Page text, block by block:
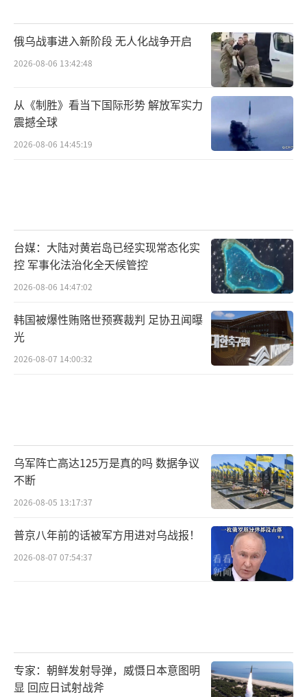
俄乌战事进入新阶段 无人化战争开启
2026-08-06 13:42:48
从《制胜》看当下国际形势 解放军实力
震撼全球
2026-08-06 14:45:19
台媒：大陆对黄岩岛已经实现常态化实
控 军事化法治化全天候管控
2026-08-06 14:47:02
韩国被爆性贿赂世预赛裁判 足协丑闻曝
光
2026-08-07 14:00:32
乌军阵亡高达125万是真的吗 数据争议
不断
2026-08-05 13:17:37
普京八年前的话被军方用进对乌战报！
2026-08-07 07:54:37
专家：朝鲜发射导弹，威慑日本意图明
显 回应日试射战斧